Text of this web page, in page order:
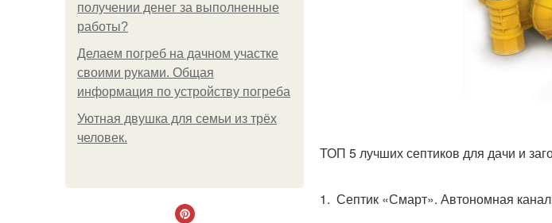
получении денег за выполненные
работы?
Делаем погреб на дачном участке
своими руками. Общая
информация по устройству погреба
Уютная двушка для семьи из трёх
человек.
ТОП 5 лучших септиков для дачи и
1. Септик «Смарт». Автономная